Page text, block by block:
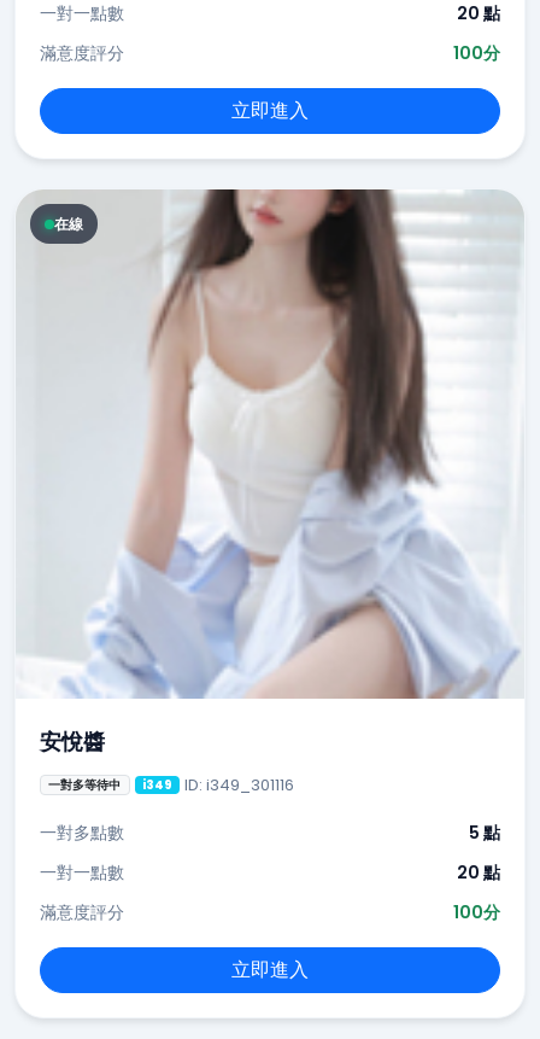
一對一點數
20 點
滿意度評分
100分
立即進入
在線
安悅醬
一對多等待中 i349 ID: i349_301116
一對多點數
5 點
一對一點數
20 點
滿意度評分
100分
立即進入